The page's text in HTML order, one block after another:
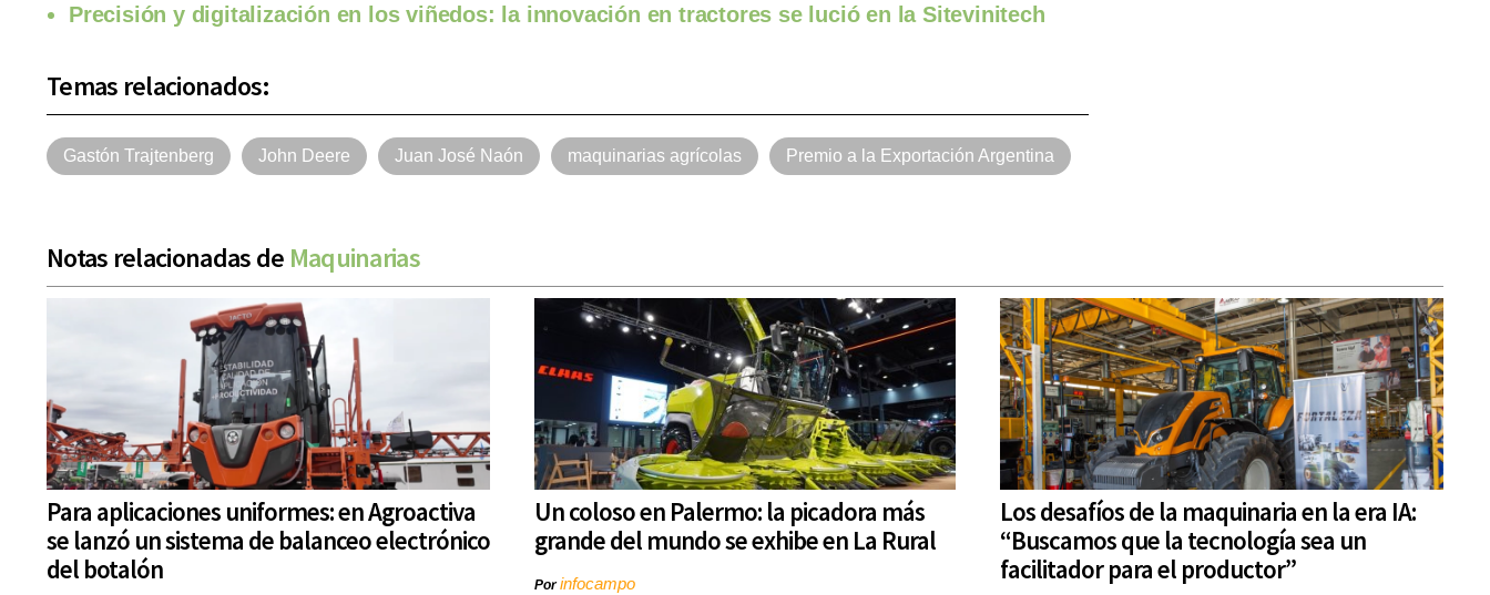
Precisión y digitalización en los viñedos: la innovación en tractores se lució en la Sitevinitech
Temas relacionados:
Gastón Trajtenberg John Deere Juan José Naón maquinarias agrícolas Premio a la Exportación Argentina
Notas relacionadas de Maquinarias
Para aplicaciones uniformes: en Agroactiva
se lanzó un sistema de balanceo electrónico
del botalón
Un coloso en Palermo: la picadora más
grande del mundo se exhibe en La Rural
Porinfocampo
Los desafíos de la maquinaria en la era IA:
“Buscamos que la tecnología sea un
facilitador para el productor”